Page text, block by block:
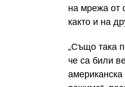
на мрежа от
както и на
„Също така
че са били